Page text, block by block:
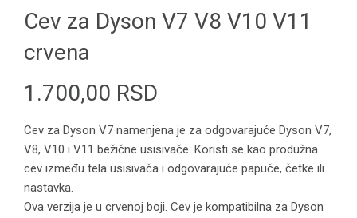
Cev za Dyson V7 V8 V10 V11
crvena
1.700,00 RSD
Cev za Dyson V7 namenjena je za odgovarajuće Dyson V7,
V8, V10 i V11 bežične usisivače. Koristi se kao produžna
cev između tela usisivača i odgovarajuće papuče, četke ili
nastavka.
Ova verzija je u crvenoj boji. Cev je kompatibilna za Dyson